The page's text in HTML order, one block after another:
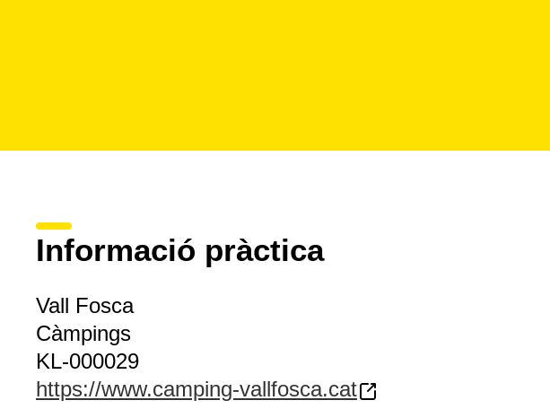
Informació pràctica
Vall Fosca
Càmpings
KL-000029
https://www.camping-vallfosca.cat